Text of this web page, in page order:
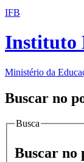
IFB
Instituto
Ministério da
Buscar no
Busca
Buscar no